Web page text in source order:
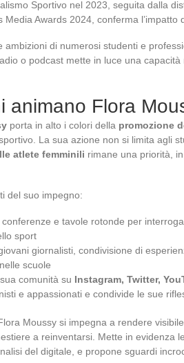
Sportivo nel 2023, seguita dalla
Awards 2024, conferma l’impatto
ambizioni di numerosi studenti e
o podcast mette in luce una
animano Flora
porta in alto i colori della promozione
La sua azione non si limita agli
atlete femminili rimane una priorità,
del suo impegno:
e tavole rotonde per
sport
giornalisti, condivisione di
scuole
comunità su Instagram, Twitter,
e appassionati e condivide le sue
Moussy si impegna a rendere
a reinventarsi. Mette in evidenza
del digitale, e propone sguardi